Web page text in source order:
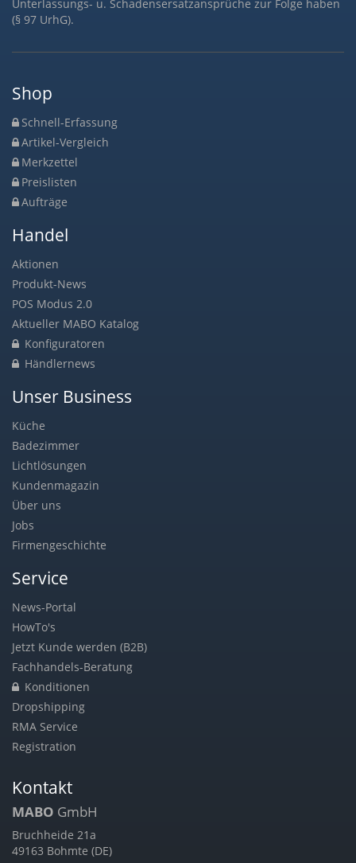
Unterlassungs- u. Schadensersatzansprüche zur Folge haben
(§ 97 UrhG).
Shop
Schnell-Erfassung
Artikel-Vergleich
Merkzettel
Preislisten
Aufträge
Handel
Aktionen
Produkt-News
POS Modus 2.0
Aktueller MABO Katalog
Konfiguratoren
Händlernews
Unser Business
Küche
Badezimmer
Lichtlösungen
Kundenmagazin
Über uns
Jobs
Firmengeschichte
Service
News-Portal
HowTo's
Jetzt Kunde werden (B2B)
Fachhandels-Beratung
Konditionen
Dropshipping
RMA Service
Registration
Kontakt
MABO GmbH
Bruchheide 21a
49163 Bohmte (DE)